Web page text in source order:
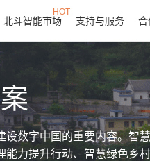
北斗智能市场
HOT
支持与服务 合
数字中国的重要内容。智
力提升行动、智慧绿色乡